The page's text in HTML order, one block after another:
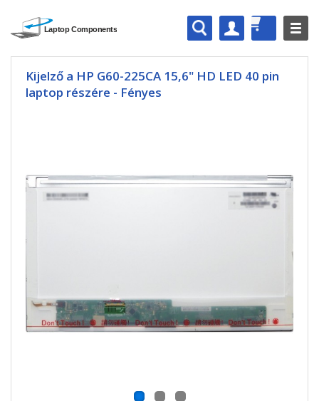
Kijelző a HP G60-225CA 15,6" HD LED 40 pin
laptop részére - Fényes